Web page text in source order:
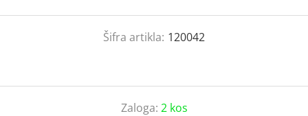
Šifra artikla: 120042
Zaloga: 2 kos